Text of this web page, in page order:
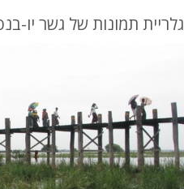
גלריית תמונות של גשר יו-